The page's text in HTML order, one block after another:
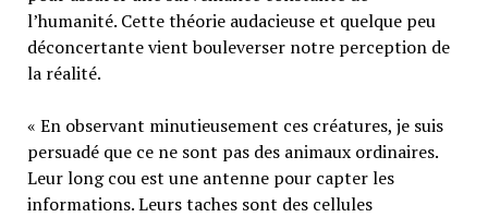
l’humanité. Cette théorie audacieuse et quelque peu
déconcertante vient bouleverser notre perception de
la réalité.
« En observant minutieusement ces créatures, je suis
persuadé que ce ne sont pas des animaux ordinaires.
Leur long cou est une antenne pour capter les
informations. Leurs taches sont des cellules